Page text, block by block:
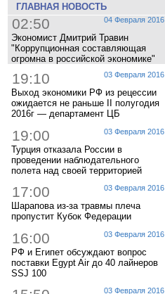
ГЛАВНАЯ НОВОСТЬ
04 Февраля 2016
02:50
Экономист Дмитрий Травин
"Коррупционная составляющая
огромна в российской экономике"
03 Февраля 2016
19:10
Выход экономики РФ из рецессии
ожидается не раньше II полугодия
2016г — департамент ЦБ
03 Февраля 2016
19:00
Турция отказала России в
проведении наблюдательного
полета над своей территорией
03 Февраля 2016
17:00
Шарапова из-за травмы плеча
пропустит Кубок Федерации
03 Февраля 2016
16:00
РФ и Египет обсуждают вопрос
поставки Egypt Air до 40 лайнеров
SSJ 100
03 Февраля 2016